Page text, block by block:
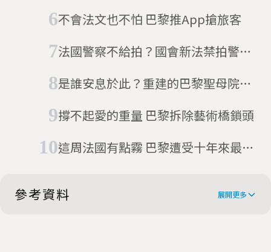
不會法文也不怕 巴黎推App搶旅客
法國警察不給拍？國會新法禁拍警察
是誰安息於此？重建的巴黎聖母院意
撐不起愛的重量 巴黎拆除藝術橋鎖頭
這周法國有點霧 巴黎遭受十年來最嚴
參考資料 展開更多